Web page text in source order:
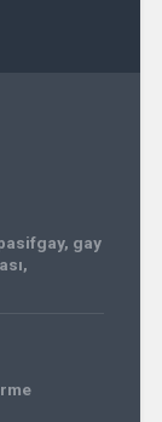
, gay
,